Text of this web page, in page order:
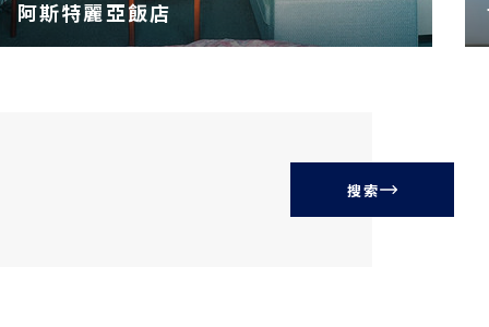
阿斯特麗亞飯店
搜索